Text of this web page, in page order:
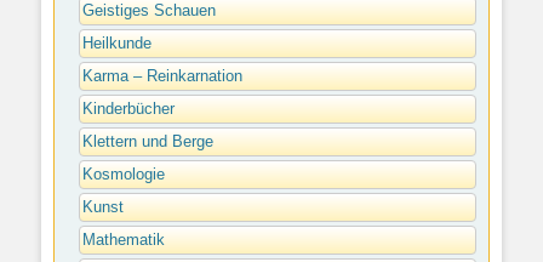
Geistiges Schauen
Heilkunde
Karma – Reinkarnation
Kinderbücher
Klettern und Berge
Kosmologie
Kunst
Mathematik